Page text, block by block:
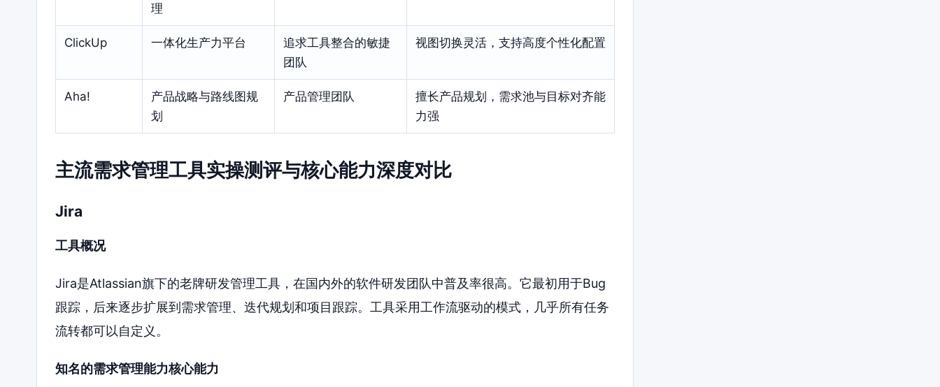
理
ClickUp 一体化生产力平台
追求工具整合的敏捷
团队
视图切换灵活，支持高度个性化配置
Aha!
产品战略与路线图规
划
产品管理团队
擅长产品规划，需求池与目标对齐能
力强
主流需求管理工具实操测评与核心能力深度对比
Jira
工具概况
Jira是Atlassian旗下的老牌研发管理工具，在国内外的软件研发团队中普及率很高。它最初用于Bug
跟踪，后来逐步扩展到需求管理、迭代规划和项目跟踪。工具采用工作流驱动的模式，几乎所有任务
流转都可以自定义。
知名的需求管理能力核心能力